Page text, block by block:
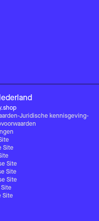
-Juridische kennisgeving-
Site
Site
Site
Site
Site
Site